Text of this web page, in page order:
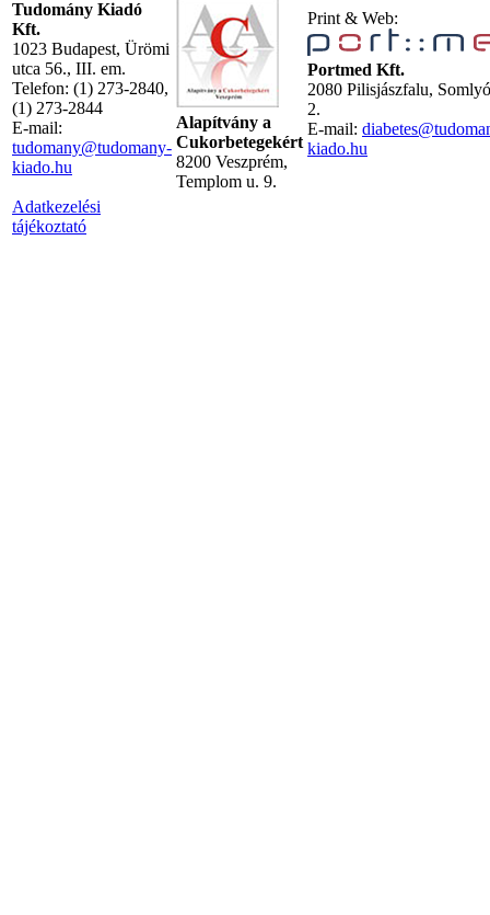
Tudomány Kiadó
Kft.
1023 Budapest, Ürömi
utca 56., III. em.
Telefon: (1) 273-2840,
(1) 273-2844
E-mail:
tudomany@tudomany-
kiado.hu
Adatkezelési
tájékoztató
Alapítvány a
Cukorbetegekért
8200 Veszprém,
Templom u. 9.
Print & Web:
Portmed Kft.
2080 Pilisjászfalu,
2.
E-mail:
kiado.hu